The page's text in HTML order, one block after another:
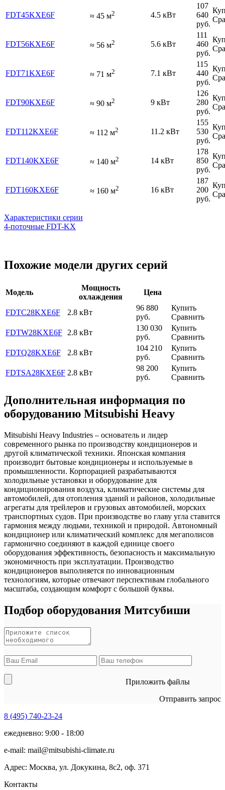
FDT45KXE6F ≈ 45 м2 4.5 кВт
107
640
руб.
FDT56KXE6F ≈ 56 м2 5.6 кВт
111
460
руб.
FDT71KXE6F ≈ 71 м2 7.1 кВт
115
440
руб.
FDT90KXE6F ≈ 90 м2 9 кВт
126
280
руб.
FDT112KXE6F ≈ 112 м2 11.2 кВт
155
530
руб.
FDT140KXE6F ≈ 140 м2 14 кВт
178
850
руб.
FDT160KXE6F ≈ 160 м2 16 кВт
187
200
руб.
Характеристики серии
4-поточные FDT-KX
Похожие модели других серий
Модель
Мощность
охлаждения
Цена
FDTC28KXE6F 2.8 кВт
96 880
руб.
Купить
Сравнить
FDTW28KXE6F
2.8 кВт
130 030
руб.
Купить
Сравнить
FDTQ28KXE6F
2.8 кВт
104 210
руб.
Купить
Сравнить
FDTSA28KXE6F 2.8 кВт
98 200
руб.
Купить
Сравнить
Дополнительная информация по
оборудованию Mitsubishi Heavy
Mitsubishi Heavy Industries – основатель и лидер
современного рынка по производству кондиционеров и
другой климатической техники. Японская компания
производит бытовые кондиционеры и используемые в
промышленности. Корпорацией разрабатываются
холодильные установки и оборудование для
кондиционирования воздуха, климатические системы для
автомобилей, для отопления зданий и районов, холодильные
агрегаты для трейлеров и грузовых автомобилей, морских
транспортных судов. При производстве во главу угла ставится
гармония между людьми, техникой и природой. Автономный
кондиционер или климатический комплекс для мегаполисов
гармонично соединяют в каждой единице своего
оборудования эффективность, безопасность и максимальную
экономичность при эксплуатации. Производство
кондиционеров выполняется по инновационным
технологиям, которые отвечают перспективам глобального
масштаба, создающим комфорт с большой буквы.
Подбор оборудования Митсубиши
Приложить файлы
Отправить запрос
8 (495) 740-23-24
ежедневно: 9:00 - 18:00
e-mail: mail@mitsubishi-climate.ru
Адрес: Москва, ул. Докукина, 8с2, оф. 371
Контакты